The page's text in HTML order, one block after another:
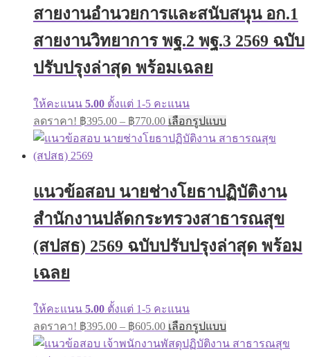
be
chosen
on
the
สายงานอำนวยการและสนับสนุน อก.1
สายงานวิทยาการ พฐ.2 พฐ.3 2569 ฉบับ
ปรับปรุงล่าสุด พร้อมเฉลย
ให้คะแนน 5.00 ตั้งแต่ 1-5 คะแนน
ลดราคา! ฿395.00 – ฿770.00Price
range:
฿395.00
เลือกรูปแบบ
product
has
options
may
be
chosen
on
the
แนวข้อสอบ นายช่างโยธาปฏิบัติงาน
สำนักงานปลัดกระทรวงสาธารณสุข
(สปสธ) 2569 ฉบับปรับปรุงล่าสุด พร้อม
เฉลย
ให้คะแนน 5.00 ตั้งแต่ 1-5 คะแนน
ลดราคา! ฿395.00 – ฿605.00Price
range:
฿395.00
เลือกรูปแบบ
product
has